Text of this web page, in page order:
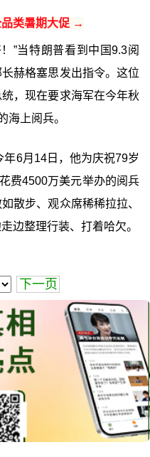
类暑期大促 →
”当特朗普看到中国9.3阅
赫格塞思发出指令。这位
，现在要求海军在今年秋
海上阅兵。
6月14日，他为庆祝79岁
费4500万美元举办的阅兵
散步、观众席稀稀拉拉、
边整理行装、打着哈欠。
下一页